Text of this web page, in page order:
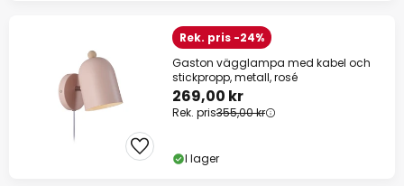
Rek. pris -24%
Gaston vägglampa med kabel och
stickpropp, metall, rosé
269,00 kr
Rek. pris355,00 kr
I lager